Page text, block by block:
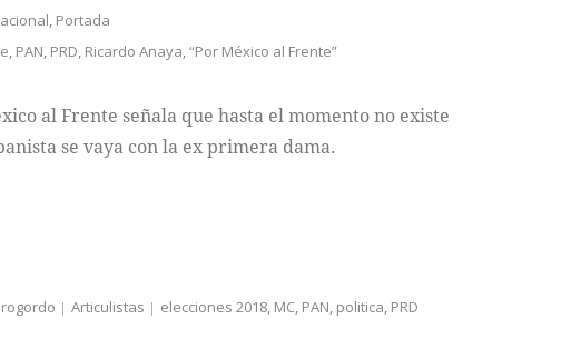
, Portada
, PAN, PRD, Ricardo Anaya,“Por México al Frente”
al Frente señala que hasta el momento no existe
se vaya con la ex primera dama.
Articulistas elecciones 2018, MC, PAN, politica, PRD